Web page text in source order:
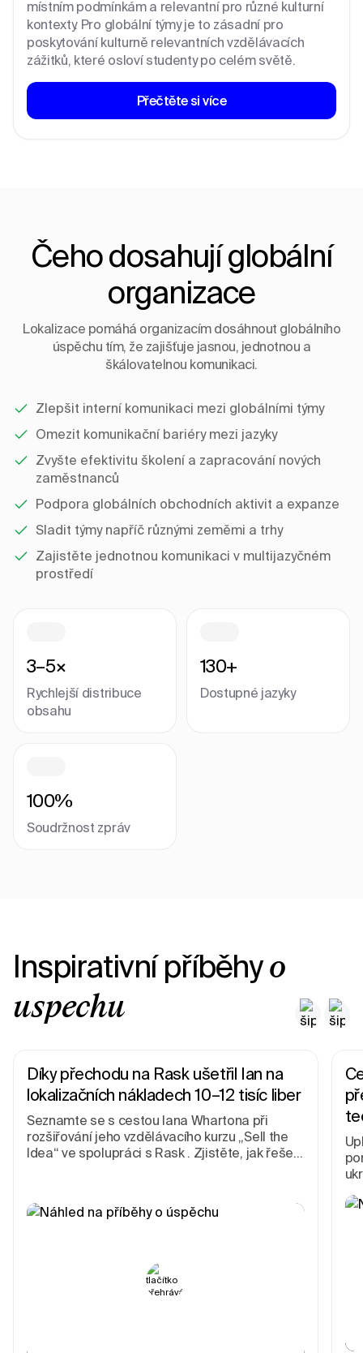
místním podmínkám a relevantní pro různé kulturní
kontexty. Pro globální týmy je to zásadní pro
poskytování kulturně relevantních vzdělávacích
zážitků, které osloví studenty po celém světě.
Přečtěte si více
Čeho dosahují globální
organizace
Lokalizace pomáhá organizacím dosáhnout globálního
úspěchu tím, že zajišťuje jasnou, jednotnou a
škálovatelnou komunikaci.
Zlepšit interní komunikaci mezi globálními týmy
Omezit komunikační bariéry mezi jazyky
Zvyšte efektivitu školení a zapracování nových
zaměstnanců
Podpora globálních obchodních aktivit a expanze
Sladit týmy napříč různými zeměmi a trhy
Zajistěte jednotnou komunikaci v multijazyčném
prostředí
3–5×
Rychlejší distribuce
obsahu
130+
Dostupné jazyky
100%
Soudržnost zpráv
Inspirativní příběhy o
úspěchu
Díky přechodu na Rask ušetřil Ian na
lokalizačních nákladech 10–12 tisíc liber
Seznamte se s cestou Iana Whartona při
rozšiřování jeho vzdělávacího kurzu „Sell the
Idea“ ve spolupráci s Rask . Zjistěte, jak řešení